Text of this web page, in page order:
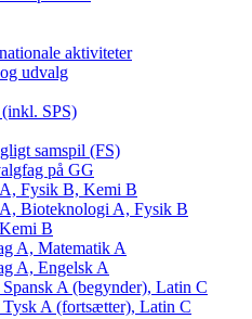
aktiviteter
udvalg
SPS)
samspil (FS)
på GG
Fysik B, Kemi B
Bioteknologi A, Fysik B
B
A, Matematik A
A, Engelsk A
A (begynder), Latin C
A (fortsætter), Latin C